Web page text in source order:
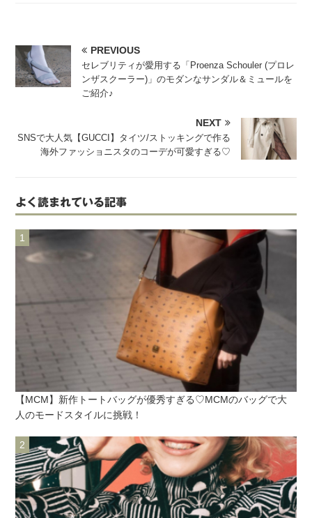
PREVIOUS
セレブリティが愛用する「Proenza Schouler (プロレ
ンザスクーラー)」のモダンなサンダル＆ミュールを
ご紹介♪
NEXT
SNSで大人気【GUCCI】タイツ/ストッキングで作る
海外ファッショニスタのコーデが可愛すぎる♡
よく読まれている記事
【MCM】新作トートバッグが優秀すぎる♡MCMのバッグで大
人のモードスタイルに挑戦！